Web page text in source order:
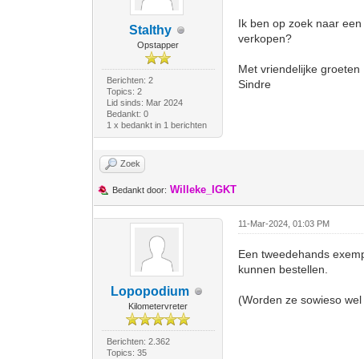
Stalthy
Opstapper
Berichten: 2
Topics: 2
Lid sinds: Mar 2024
Bedankt: 0
1 x bedankt in 1 berichten
Ik ben op zoek naar
verkopen?
Met vriendelijke groeten
Sindre
Zoek
Bedankt door: Willeke_IGKT
Lopopodium
Kilometervreter
Berichten: 2.362
Topics: 35
11-Mar-2024, 01:03 PM
Een tweedehands
kunnen bestellen.
(Worden ze sowieso